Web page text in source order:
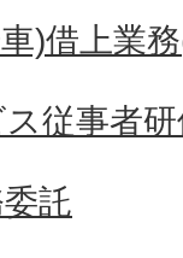
)借上業
従事者
託